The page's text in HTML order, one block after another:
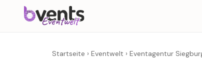
Startseite › Eventwelt › Eventagentur